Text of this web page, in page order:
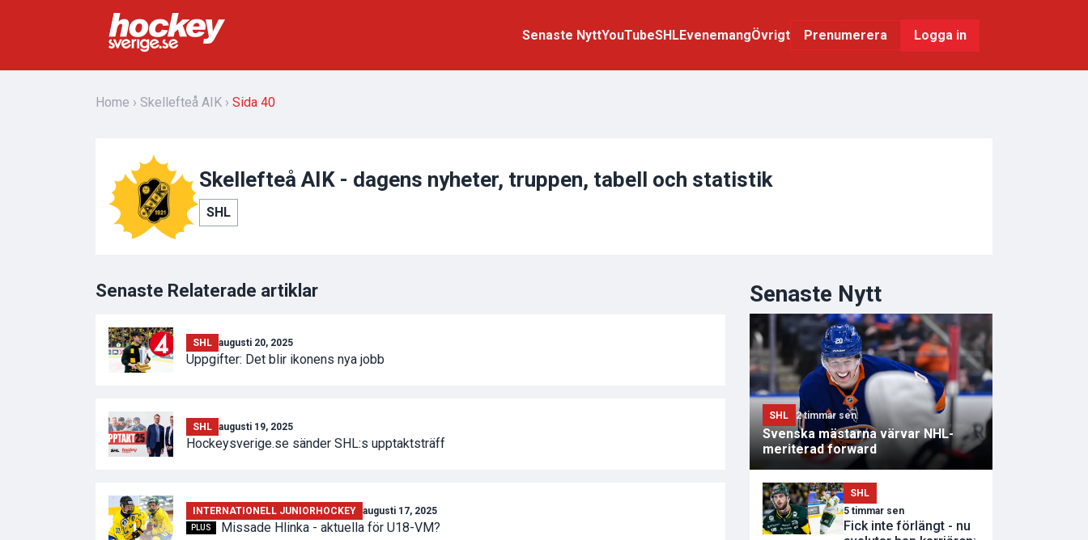
Senaste NyttYouTubeSHLEvenemangÖvrigt Prenumerera Logga in
Home Skellefteå AIK Sida 40
Skellefteå AIK - dagens nyheter, truppen, tabell och statistik
SHL
Senaste Relaterade artiklar
SHL augusti 20, 2025
Uppgifter: Det blir ikonens nya jobb
SHL augusti 19, 2025
Hockeysverige.se sänder SHL:s upptaktsträff
INTERNATIONELL JUNIORHOCKEY augusti 17, 2025
PLUS Missade Hlinka - aktuella för U18-VM?
Senaste Nytt
SHL 2 timmar sen
Svenska mästarna värvar NHL-
meriterad forward
SHL
5 timmar sen
Fick inte förlängt - nu